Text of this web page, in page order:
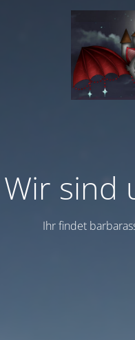
Wir sind
Ihr findet